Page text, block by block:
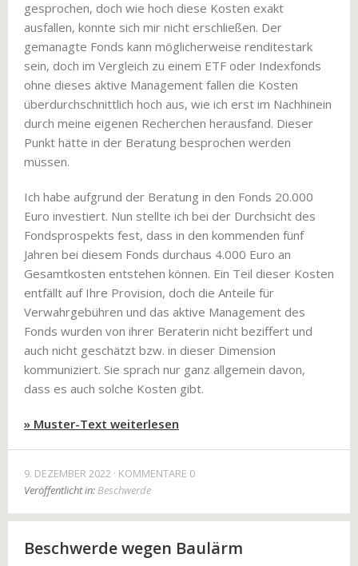
gesprochen, doch wie hoch diese Kosten exakt
ausfallen, konnte sich mir nicht erschließen. Der
gemanagte Fonds kann möglicherweise renditestark
sein, doch im Vergleich zu einem ETF oder Indexfonds
ohne dieses aktive Management fallen die Kosten
überdurchschnittlich hoch aus, wie ich erst im Nachhinein
durch meine eigenen Recherchen herausfand. Dieser
Punkt hätte in der Beratung besprochen werden
müssen.
Ich habe aufgrund der Beratung in den Fonds 20.000
Euro investiert. Nun stellte ich bei der Durchsicht des
Fondsprospekts fest, dass in den kommenden fünf
Jahren bei diesem Fonds durchaus 4.000 Euro an
Gesamtkosten entstehen können. Ein Teil dieser Kosten
entfällt auf Ihre Provision, doch die Anteile für
Verwahrgebühren und das aktive Management des
Fonds wurden von ihrer Beraterin nicht beziffert und
auch nicht geschätzt bzw. in dieser Dimension
kommuniziert. Sie sprach nur ganz allgemein davon,
dass es auch solche Kosten gibt.
» Muster-Text weiterlesen
9. DEZEMBER 2022 KOMMENTARE 0
Veröffentlicht in:Beschwerde
Beschwerde wegen Baulärm